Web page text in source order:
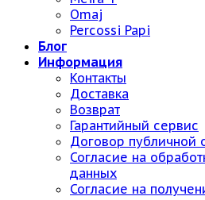
Omaj
Percossi Papi
Блог
Информация
Контакты
Доставка
Возврат
Гарантийный сервис
Договор публичной
Согласие на
данных
Согласие на